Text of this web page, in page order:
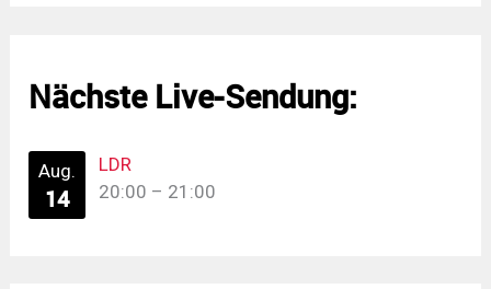
Nächste Live-Sendung:
Aug.
14
LDR
20:00 – 21:00